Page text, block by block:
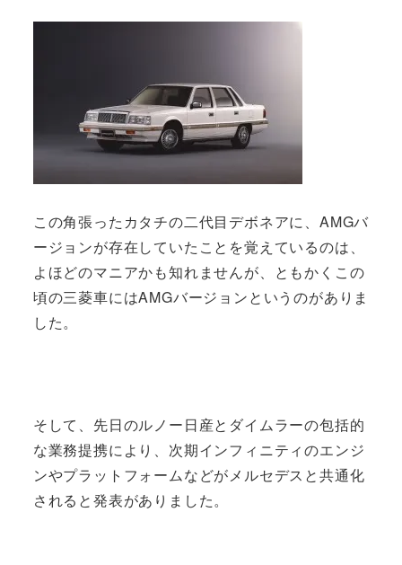
この角張ったカタチの二代目デボネアに、AMGバ
ージョンが存在していたことを覚えているのは、
よほどのマニアかも知れませんが、ともかくこの
頃の三菱車にはAMGバージョンというのがありま
した。
そして、先日のルノー日産とダイムラーの包括的
な業務提携により、次期インフィニティのエンジ
ンやプラットフォームなどがメルセデスと共通化
されると発表がありました。